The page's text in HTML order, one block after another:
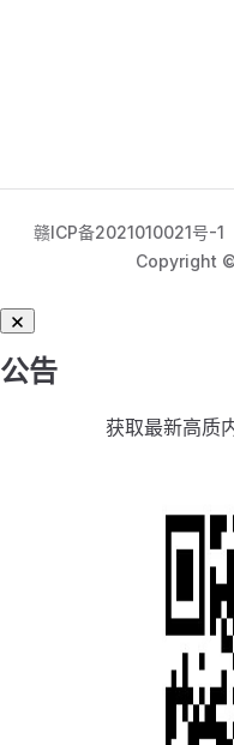
赣ICP备2021010021号-1
Copyright
公告
获取最新高质